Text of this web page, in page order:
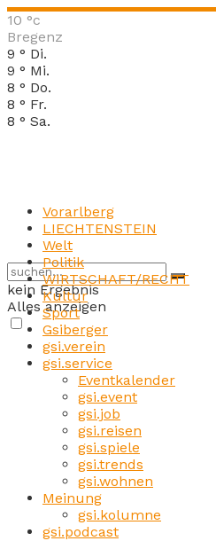
10 °c
Bregenz
9 ° Di.
9 ° Mi.
8 ° Do.
8 ° Fr.
8 ° Sa.
kein Ergebnis
Alles anzeigen
Vorarlberg
LIECHTENSTEIN
Welt
Politik
WIRTSCHAFT/RECHT
Kultur
Sport
Gsiberger
gsi.verein
gsi.service
Eventkalender
gsi.event
gsi.job
gsi.reisen
gsi.spiele
gsi.trends
gsi.wohnen
Meinung
gsi.kolumne
gsi.podcast